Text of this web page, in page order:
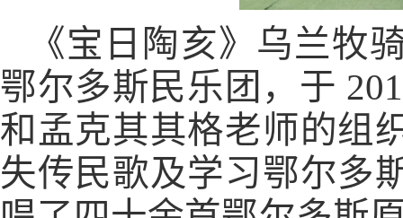
《宝日陶亥》乌兰牧
鄂尔多斯民乐团，于
和孟克其其格老师的组
失传民歌及学习鄂尔多